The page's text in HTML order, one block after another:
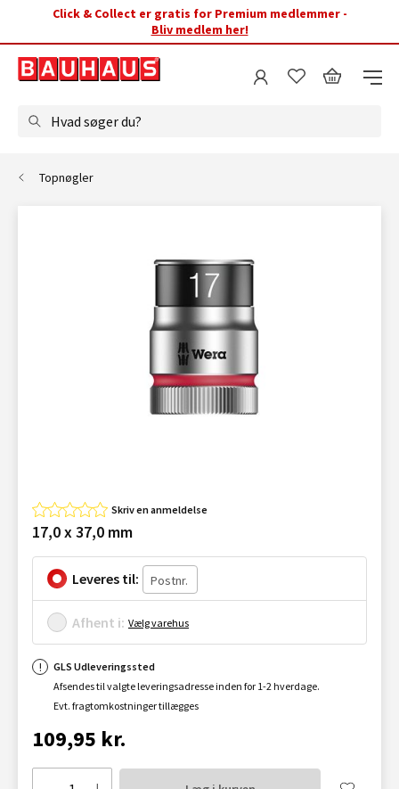
Click & Collect er gratis for Premium medlemmer -
Bliv medlem her!
Hvad søger du?
Topnøgler
Skriv en anmeldelse
17,0 x 37,0 mm
Leveres til:
Afhent i: Vælg varehus
GLS Udleveringssted
Afsendes til valgte leveringsadresse inden for 1-2 hverdage.
Evt. fragtomkostninger tillægges
109,95 kr.